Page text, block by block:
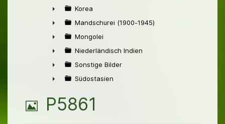
►
►
Korea
►
Mandschurei (1900-1945)
►
Mongolei
►
Niederländisch Indien
►
Sonstige Bilder
Südostasien
B
P5861